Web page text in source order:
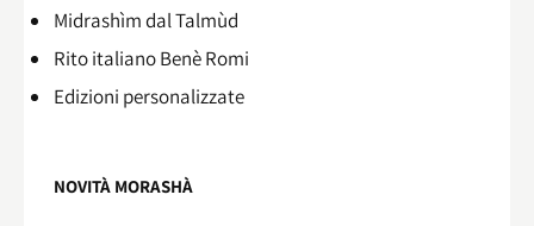
Midrashìm dal Talmùd
Rito italiano Benè Romi​
Edizioni personalizzate
NOVITÀ MORASHÀ